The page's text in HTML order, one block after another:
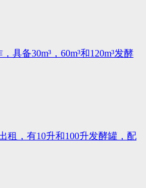
具备30m³，60m³和120m³发酵
租，有10升和100升发酵罐，配